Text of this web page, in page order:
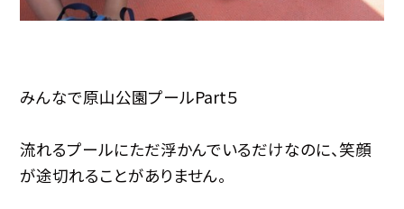
みんなで原山公園プールPart５
流れるプールにただ浮かんでいるだけなのに、笑顔
が途切れることがありません。